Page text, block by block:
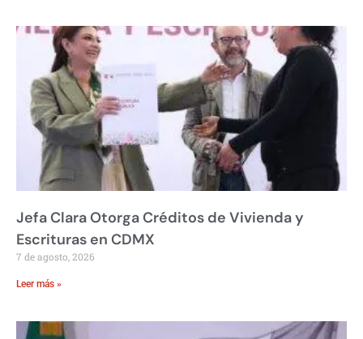
Jefa Clara Otorga Créditos de Vivienda y
Escrituras en CDMX
7 de agosto, 2026
Leer más »